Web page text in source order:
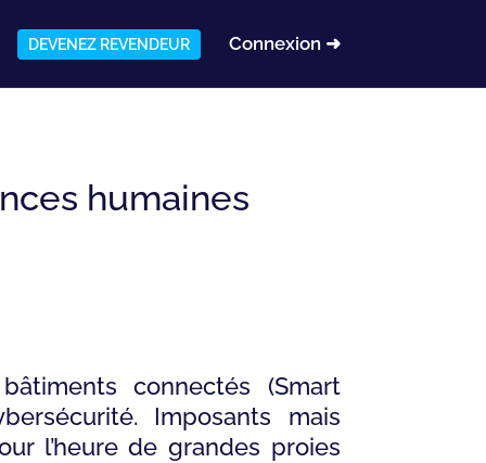
DEVENEZ REVENDEUR Connexion ➜
humaines
connectés (Smart
Imposants mais
l’heure de grandes proies